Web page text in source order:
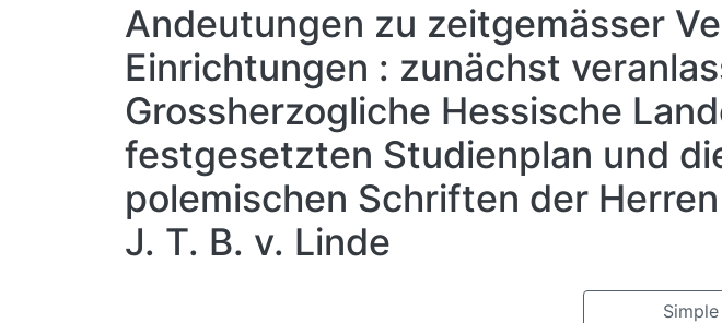
Andeutungen zu zeitgemässer
Einrichtungen : zunächst
Grossherzogliche Hessische
festgesetzten Studienplan und
polemischen Schriften der
J. T. B. v. Linde